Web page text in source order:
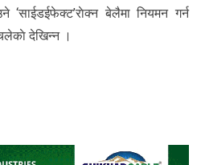
बेलैमा नियमन गर्न
देखिन्न ।